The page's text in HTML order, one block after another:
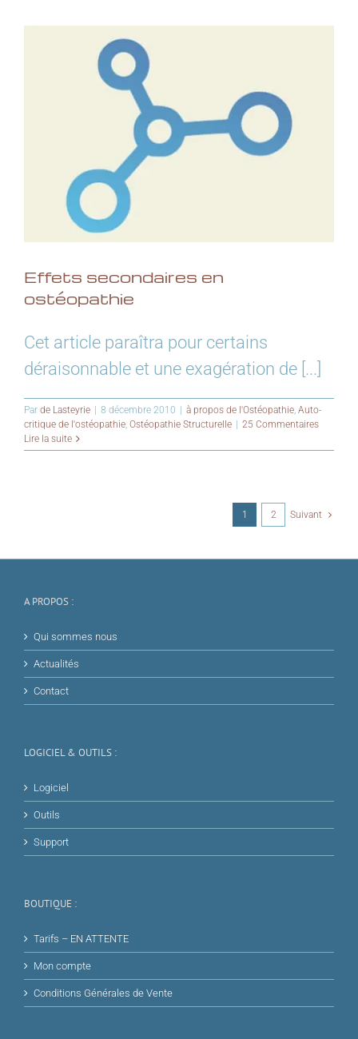
Effets secondaires en
ostéopathie
Cet article paraîtra pour certains
déraisonnable et une exagération de [...]
Par de Lasteyrie | 8 décembre 2010 | à propos de l'Ostéopathie, Auto-
critique de l'ostéopathie, Ostéopathie Structurelle | 25 Commentaires
Lire la suite
1 2 Suivant
A PROPOS :
Qui sommes nous
Actualités
Contact
LOGICIEL & OUTILS :
Logiciel
Outils
Support
BOUTIQUE :
Tarifs – EN ATTENTE
Mon compte
Conditions Générales de Vente